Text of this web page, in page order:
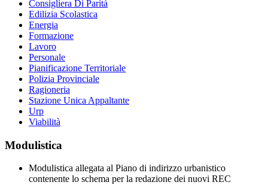
Consigliera Di Parità
Edilizia Scolastica
Energia
Formazione
Lavoro
Personale
Pianificazione Territoriale
Polizia Provinciale
Ragioneria
Stazione Unica Appaltante
Urp
Viabilità
Modulistica
Modulistica allegata al Piano di indirizzo urbanistico
contenente lo schema per la redazione dei nuovi REC